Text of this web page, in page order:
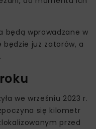
będą wprowadzane w
już zatorów, a
we wrześniu 2023 r.
się kilometr
przed